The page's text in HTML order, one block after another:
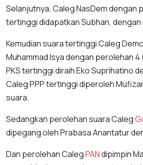
Selanjutnya, Caleg NasDem dengan
tertinggi didapatkan Subhan, dengan
Kemudian suara tertinggi Caleg
Muhammad Isya dengan perolehan
PKS tertinggi diraih Eko Suprihatino
Caleg PPP tertinggi diperoleh
suara.
Sedangkan perolehan suara Caleg
dipegang oleh Prabasa Anantatur
Dan perolehan CalegPANdipimpin